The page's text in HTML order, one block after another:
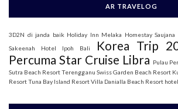
AR TRAVELOG
3D2N di janda baik Holiday Inn Melaka Homestay Saujana
Sakeenah
Hotel Ipoh Bali Korea Trip
Percuma Star Cruise Libra Pulau
Sutra Beach Resort Terengganu Swiss Garden Beach Resort
ResortTuna Bay Island ResortVilla Danialla Beach Resort